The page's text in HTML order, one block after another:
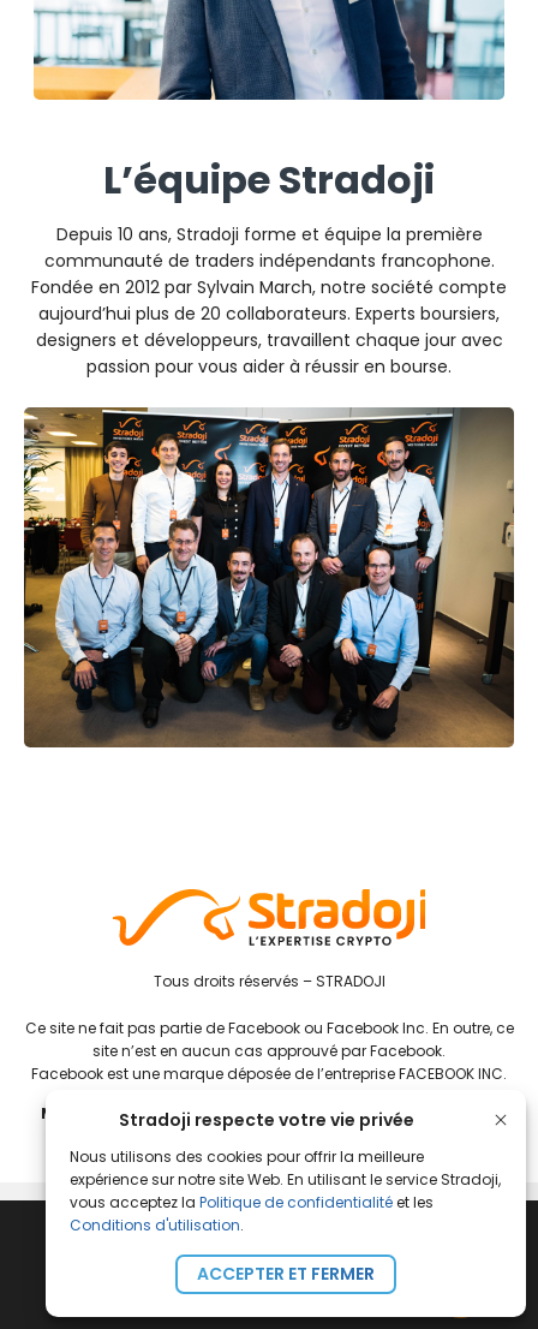
Stradoji respecte votre vie privée
Nous utilisons des cookies pour offrir la meilleure
expérience sur notre site Web. En utilisant le service Stradoji,
vous acceptez la Politique de confidentialitéet les
Conditions d'utilisation.
ACCEPTER ET FERMER
L’équipe Stradoji
Depuis 10 ans, Stradoji forme et équipe la première
communauté de traders indépendants francophone.
Fondée en 2012 par Sylvain March, notre société compte
aujourd’hui plus de 20 collaborateurs. Experts boursiers,
designers et développeurs, travaillent chaque jour avec
passion pour vous aider à réussir en bourse.
Tous droits réservés – STRADOJI
Ce site ne fait pas partie de Facebook ou Facebook Inc. En outre, ce
site n’est en aucun cas approuvé par Facebook.
Facebook est une marque déposée de l’entreprise FACEBOOK INC.
Mentions Légales
–
Conditions Générales de Ventes et
d’Utilisation